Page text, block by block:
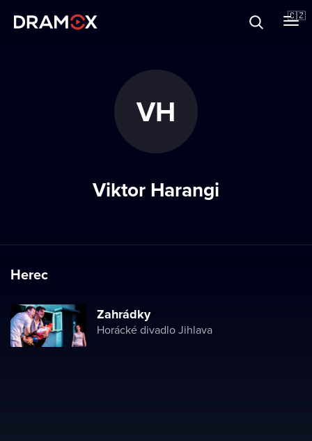
🇨🇿
VH
Viktor Harangi
Herec
Zahrádky
Horácké divadlo Jihlava